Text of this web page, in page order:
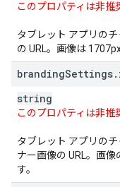
このプロパティは非推
タブレット アプリの
の URL。画像は
brandingSettings.
string
このプロパティは非推
タブレット アプリの
ナー画像の URL。画
す。